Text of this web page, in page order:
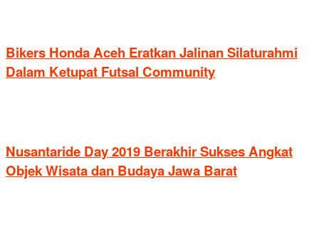
Bikers Honda Aceh Eratkan Jalinan Silaturahmi
Dalam Ketupat Futsal Community
Nusantaride Day 2019 Berakhir Sukses Angkat
Objek Wisata dan Budaya Jawa Barat